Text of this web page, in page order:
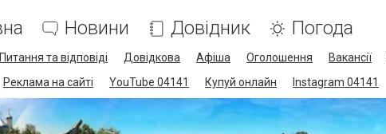
Новини Довідник Погода
Питання та відповіді Довідкова Афіша Оголошення Вакансії
Реклама на сайті YouTube 04141 Купуй онлайн Instagram 04141